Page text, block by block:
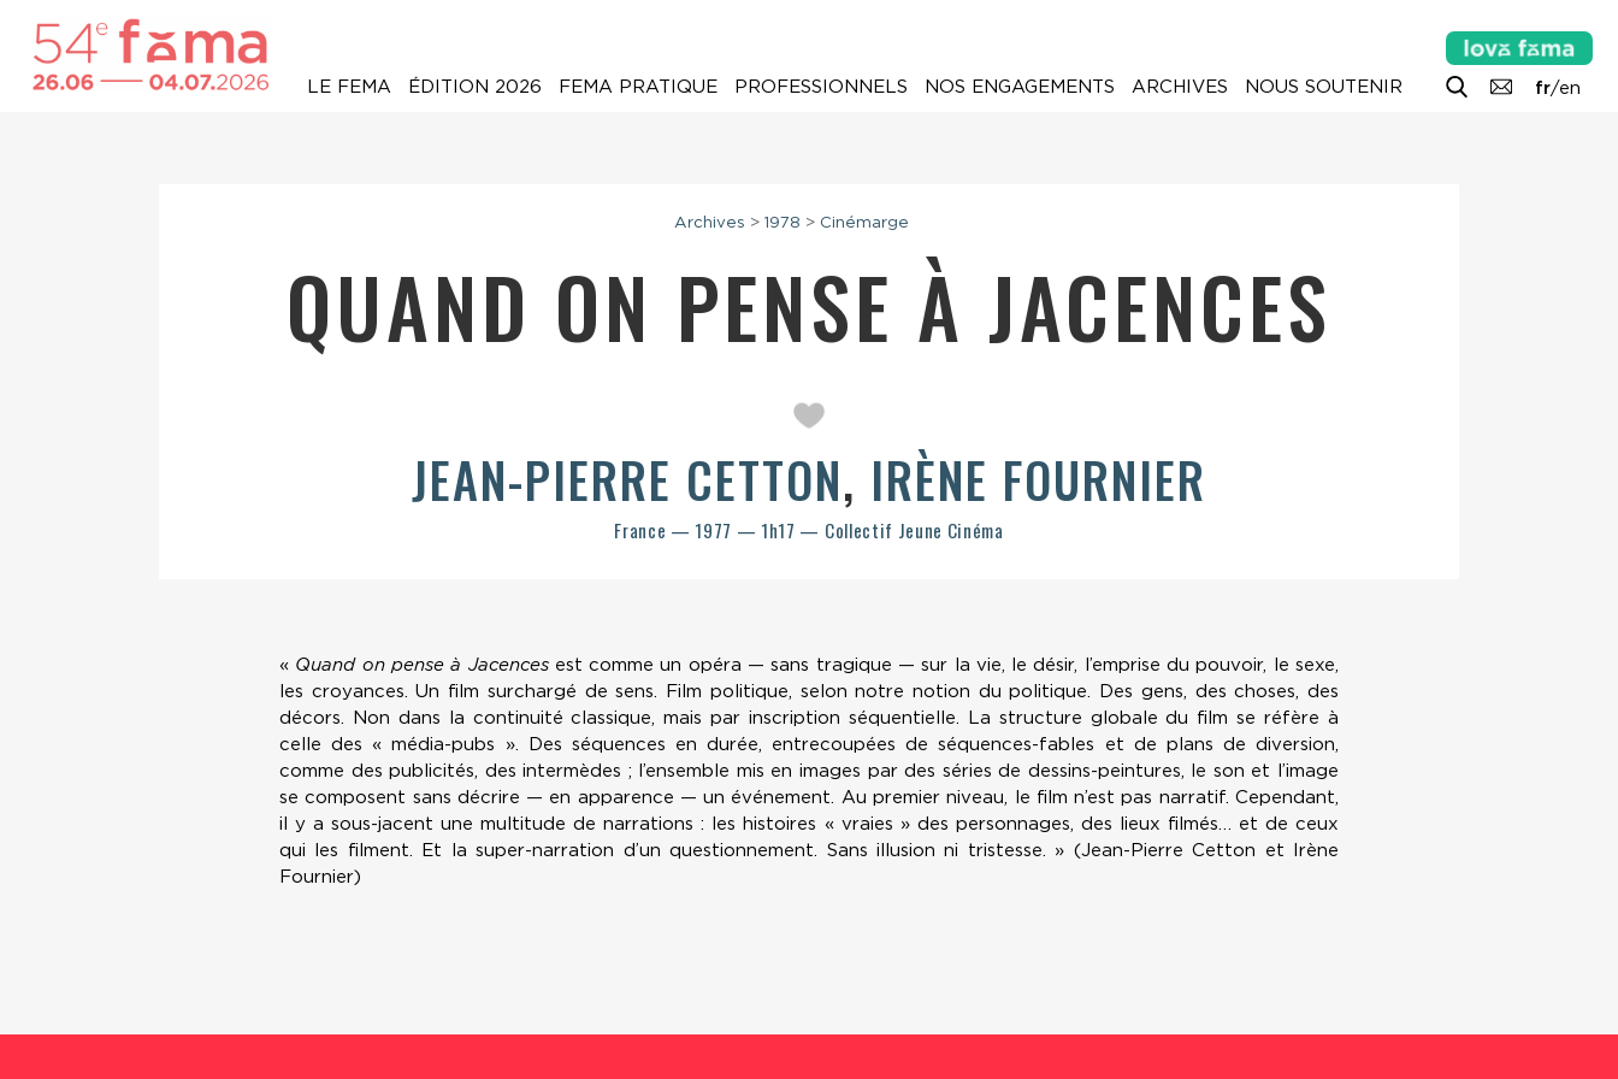
fr/en
LE FEMA ÉDITION 2026 FEMA PRATIQUE PROFESSIONNELS NOS ENGAGEMENTS ARCHIVES NOUS SOUTENIR
Archives > 1978 > Cinémarge
QUAND ON PENSE À JACENCES
JEAN-PIERRE CETTON, IRÈNE FOURNIER
France — 1977 — 1h17 — Collectif Jeune Cinéma
« Quand on pense à Jacencesest comme un opéra — sans tragique — sur la vie, le désir, l’emprise du pouvoir, le sexe,
les croyances. Un film surchargé de sens. Film politique, selon notre notion du politique. Des gens, des choses, des
décors. Non dans la continuité classique, mais par inscription séquentielle. La structure globale du film se réfère à
celle des « média-pubs ». Des séquences en durée, entrecoupées de séquences-fables et de plans de diversion,
comme des publicités, des intermèdes ; l’ensemble mis en images par des séries de dessins-peintures, le son et l’image
se composent sans décrire — en apparence — un événement. Au premier niveau, le film n’est pas narratif. Cependant,
il y a sous-jacent une multitude de narrations : les histoires « vraies » des personnages, des lieux filmés… et de ceux
qui les filment. Et la super-narration d’un questionnement. Sans illusion ni tristesse. » (Jean-Pierre Cetton et Irène
Fournier)